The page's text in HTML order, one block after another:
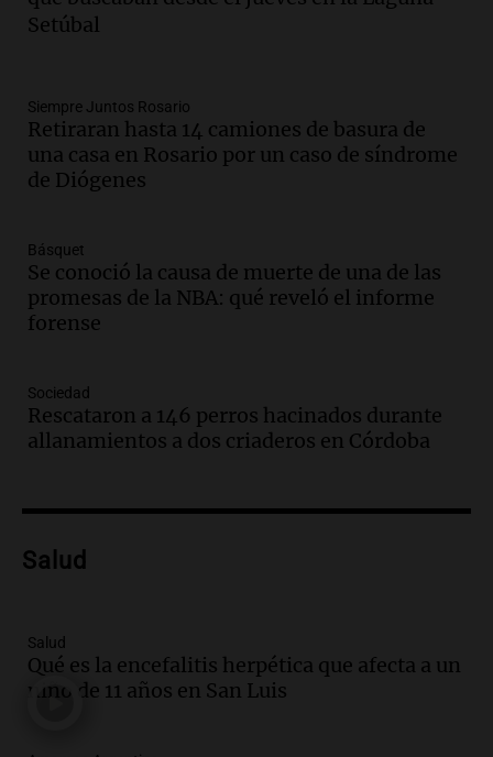
argentina
Audio.El Ensamble Municipal de Música
Ciudadana de Córdoba deleitó a los
oyentes de la radio a puro tango
Amamos Argentina
Audio.
Marcelo Lamberti (Rosario Central 2 - 1
Aldosivi)
Deportes Rosario
Audio.
Aldosivi (Campaz) - relato Gato Greco
Deportes Rosario
Audio.Nuevo desarrollo urbano y casa
en Villa María
Audio.
la Bulaya abrirá sus puertas mañana con
diversas actividades y sorpresas
Setúbal
Siempre Juntos Rosario
Retiraran hasta 14 camiones de basura de
una casa en Rosario por un caso de síndrome
de Diógenes
Básquet
Se conoció la causa de muerte de una de las
promesas de la NBA: qué reveló el informe
forense
Sociedad
Rescataron a 146 perros hacinados durante
allanamientos a dos criaderos en Córdoba
Salud
Salud
Qué es la encefalitis herpética que afecta a un
niño de 11 años en San Luis